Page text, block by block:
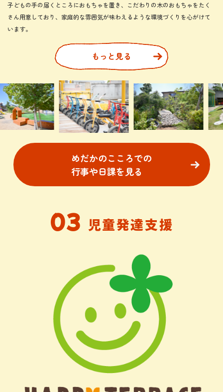
子どもの手の届くところにおもちゃを置き、こだわりの木のおもちゃをたく
さん用意しており、家庭的な雰囲気が味わえるような環境づくりを心がけて
います。
もっと見る
めだかのこころでの
行事や日課を見る
03 児童発達支援